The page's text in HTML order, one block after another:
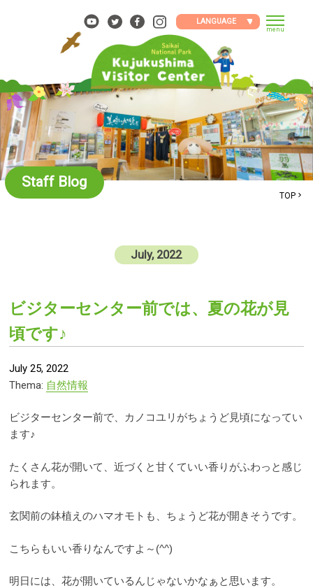
LANGUAGE
menu
TOP
Staff Blog
July, 2022
ビジターセンター前では、夏の花が見
頃です♪
July 25, 2022
Thema: 自然情報
ビジターセンター前で、カノコユリがちょうど見頃になってい
ます♪
たくさん花が開いて、近づくと甘くていい香りがふわっと感じ
られます。
玄関前の鉢植えのハマオモトも、ちょうど花が開きそうです。
こちらもいい香りなんですよ～(^^)
明日には、花が開いているんじゃないかなぁと思います。